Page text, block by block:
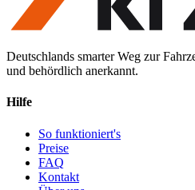
Deutschlands smarter Weg zur
und behördlich anerkannt.
Hilfe
So funktioniert's
Preise
FAQ
Kontakt